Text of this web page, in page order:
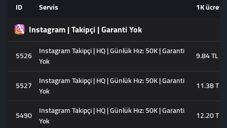
ID Servis 1K ücreti
Instagram | Takipçi | Garanti Yok
5526 Instagram Takipçi | HQ | Günlük Hız: 50K | Garanti
Yok
9.84 TL
5527
Instagram Takipçi | HQ | Günlük Hız: 50K | Garanti
Yok
11.38 TL
5490 Instagram Takipçi | HQ | Günlük Hız: 50K | Garanti
Yok
12.20 TL